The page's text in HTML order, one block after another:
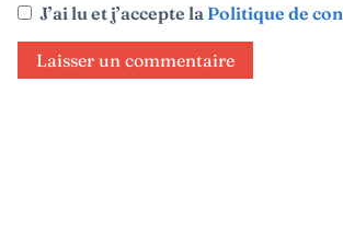
J’ai lu et j’accepte la Politique de